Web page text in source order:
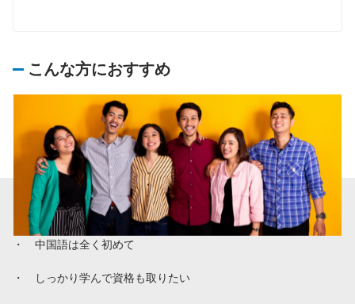
こんな方におすすめ
・ 中国語は全く初めて​
・ しっかり学んで資格も取りたい​